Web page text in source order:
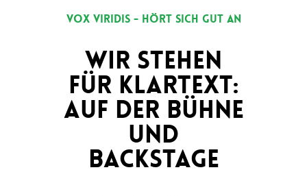
Vox Viridis - Hört Sich Gut An
Wir Stehen
Für Klartext:
Auf Der Bühne
Und
Backstage